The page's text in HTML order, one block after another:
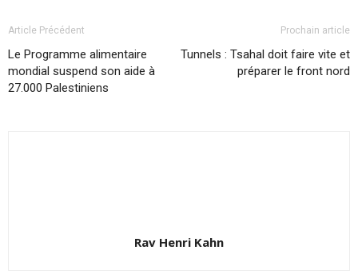
Article Précédent
Le Programme alimentaire
mondial suspend son aide à
27.000 Palestiniens
Prochain article
Tunnels : Tsahal doit faire vite et
préparer le front nord
Rav Henri Kahn